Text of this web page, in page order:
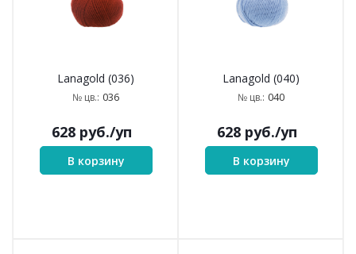
Lanagold (036)
№ цв.: 036
628 руб./уп
В корзину
Lanagold (040)
№ цв.: 040
628 руб./уп
В корзину